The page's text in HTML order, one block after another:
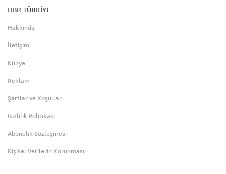
HBR TÜRKİYE
Hakkında
İletişim
Künye
Reklam
Şartlar ve Koşullar
Gizlilik Politikası
Abonelik Sözleşmesi
Kişisel Verilerin Korunması